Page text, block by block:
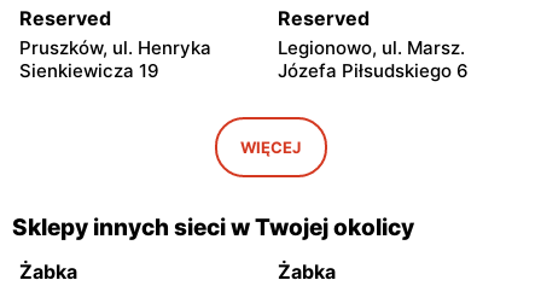
Reserved
Pruszków, ul. Henryka
Sienkiewicza 19
Reserved
Legionowo, ul. Marsz.
Józefa Piłsudskiego 6
Wołomin, ul. Geodetów 2
Reserved
Mińsk Mazowiecki, ul.
Konstytucji 3 Maja 7
Reserved
Żyrardów, ul. Mały Rynek 7
Reserved
Sochaczew, ul.
Warszawska 119
WIĘCEJ
Sklepy innych sieci w Twojej okolicy
Żabka Żabka